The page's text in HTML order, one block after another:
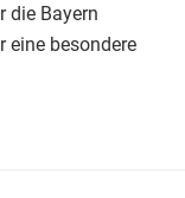
die Bayern
eine besondere